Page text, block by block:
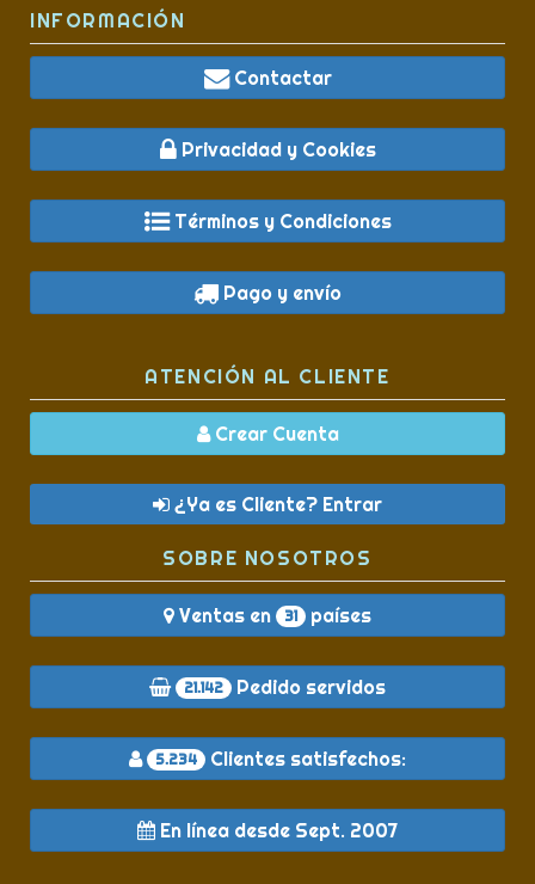
INFORMACIÓN
Contactar
Privacidad y Cookies
Términos y Condiciones
Pago y envío
ATENCIÓN AL CLIENTE
Crear Cuenta
¿Ya es Cliente? Entrar
SOBRE NOSOTROS
Ventas en 31 países
21.142 Pedido servidos
5.234 Clientes satisfechos:
En línea desde Sept. 2007